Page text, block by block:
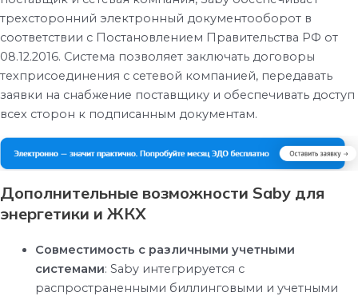
трехсторонний электронный документооборот в
соответствии с Постановлением Правительства РФ от
08.12.2016. Система позволяет заключать договоры
техприсоединения с сетевой компанией, передавать
заявки на снабжение поставщику и обеспечивать доступ
всех сторон к подписанным документам.
Дополнительные возможности Saby для
энергетики и ЖКХ
Совместимость с различными учетными
системами: Saby интегрируется с
распространенными биллинговыми и учетными